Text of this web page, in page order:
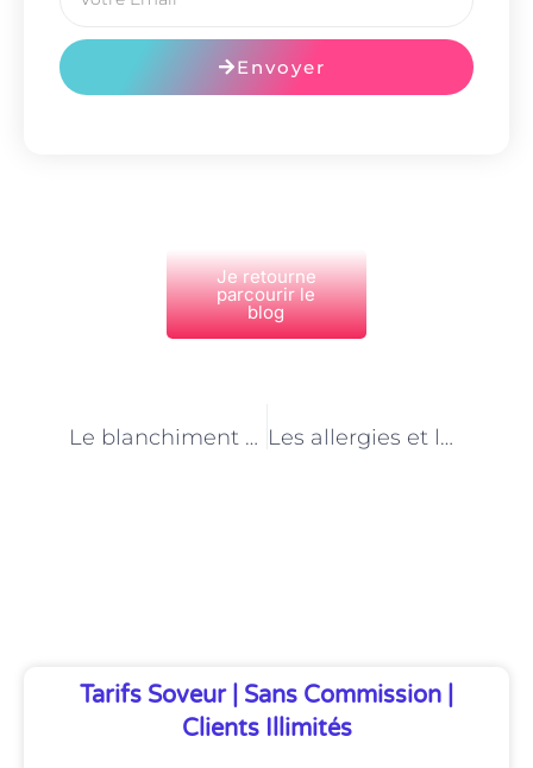
Envoyer
Je retourne
parcourir le
blog
Le blanchiment dentaire avant un événement spécial à Paris : conseils des spécialistes Les allergies et le blanchiment dentaire à Paris : ce que vous devez savoir
Tarifs Soveur | Sans Commission |
Clients Illimités